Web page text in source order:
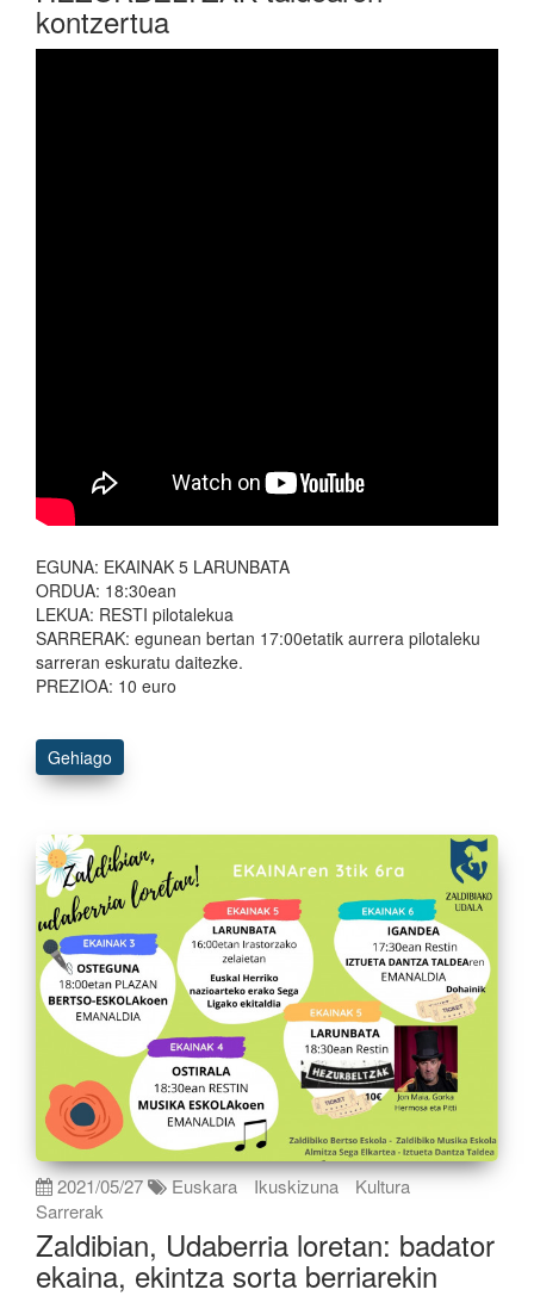
kontzertua
EGUNA: EKAINAK 5 LARUNBATA
ORDUA: 18:30ean
LEKUA: RESTI pilotalekua
SARRERAK: egunean bertan 17:00etatik aurrera pilotaleku
sarreran eskuratu daitezke.
PREZIOA: 10 euro
Gehiago
2021/05/27 Euskara Ikuskizuna
Kultura
Sarrerak
Zaldibian, Udaberria loretan: badator
ekaina, ekintza sorta berriarekin